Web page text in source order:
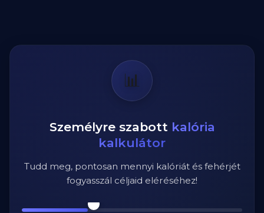
📊
Személyre szabott kalória
kalkulátor
Tudd meg, pontosan mennyi kalóriát és fehérjét
fogyasszál céljaid eléréséhez!